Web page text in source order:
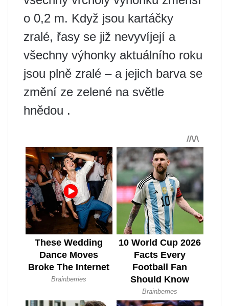
o 0,2 m. Když jsou kartáčky
zralé, řasy se již nevyvíjejí a
všechny výhonky aktuálního roku
jsou plně zralé – a jejich barva se
změní ze zelené na světle
hnědou .